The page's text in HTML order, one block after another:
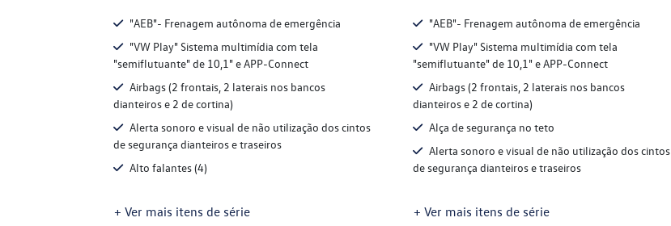
"AEB"- Frenagem autônoma de emergência
"VW Play" Sistema multimídia com tela
"semiflutuante" de 10,1" e APP-Connect
Airbags (2 frontais, 2 laterais nos bancos
dianteiros e 2 de cortina)
Alerta sonoro e visual de não utilização dos cintos
de segurança dianteiros e traseiros
Alto falantes (4)
+ Ver mais itens de série
"AEB"- Frenagem autônoma de emergência
"VW Play" Sistema multimídia com tela
"semiflutuante" de 10,1" e APP-Connect
Airbags (2 frontais, 2 laterais nos bancos
dianteiros e 2 de cortina)
Alça de segurança no teto
Alerta sonoro e visual de não utilização dos cintos
de segurança dianteiros e traseiros
+ Ver mais itens de série